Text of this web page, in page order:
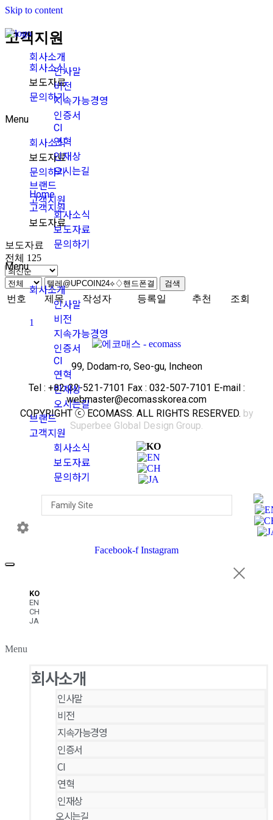
Skip to content
회사소개
인사말
비전
지속가능경영
인증서
CI
연혁
인재상
오시는길
브랜드
고객지원
회사소식
보도자료
문의하기
Menu
회사소개
인사말
비전
지속가능경영
인증서
CI
연혁
인재상
오시는길
브랜드
고객지원
회사소식
보도자료
문의하기
고객지원
회사소식
보도자료
문의하기
Menu
회사소식
보도자료
문의하기
Home
고객지원
보도자료
보도자료
전체 125
검색
번호 제목 작성자 등록일 추천 조회
1
99, Dodam-ro, Seo-gu, Incheon
Tel : +82-32-521-7101 Fax : 032-507-7101 E-mail :
webmaster@ecomasskorea.com
COPYRIGHT ⓒ ECOMASS. ALL RIGHTS RESERVED. by
Superbee Global Design Group.
Facebook-f Instagram
KO
EN
CH
JA
Menu
회사소개
인사말
비전
지속가능경영
인증서
CI
연혁
인재상
오시는길